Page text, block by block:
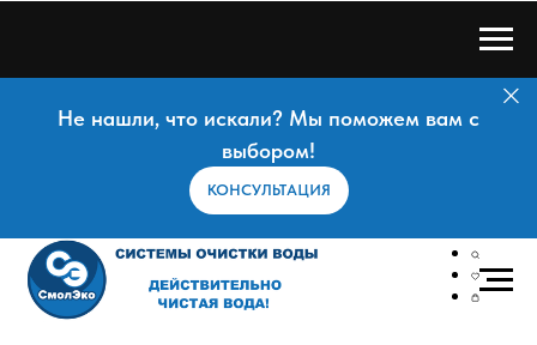
Не нашли, что искали? Мы поможем вам с
выбором!
КОНСУЛЬТАЦИЯ